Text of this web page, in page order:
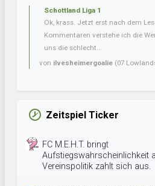
Schottland Liga 1
Ok, krass. Jetzt erst nach dem
Kommentaren verstehe ich die
uns die schlecht...
von ilvesheimergoalie (07
Zeitspiel Ticker
FC M.E.H.T. bringt
Aufstiegswahrscheinlichkeit
Vereinspolitik zahlt sich aus.